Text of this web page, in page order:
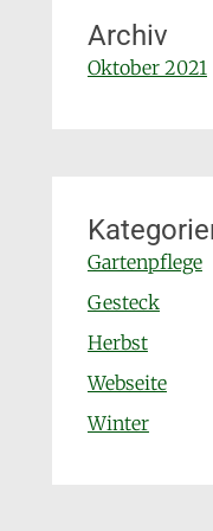
Archiv
Oktober 2021
Gartenpflege
Gesteck
Herbst
Webseite
Winter